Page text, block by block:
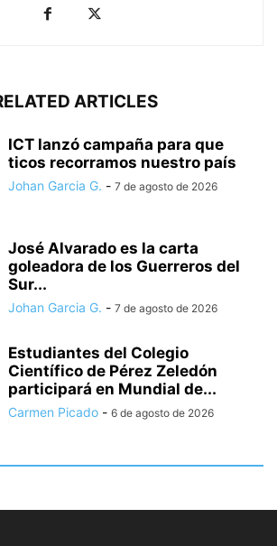
ARTICLES
ICT lanzó campaña para que
ticos recorramos nuestro país
Johan Garcia G. - 7 de agosto de 2026
José Alvarado es la carta
goleadora de los Guerreros del
Sur...
Johan Garcia G. - 7 de agosto de 2026
Estudiantes del Colegio
Científico de Pérez Zeledón
participará en Mundial de...
Carmen Picado - 6 de agosto de 2026